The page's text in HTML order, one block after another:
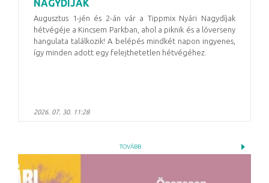
NAGYDÍJAK
Augusztus 1-jén és 2-án vár a Tippmix Nyári Nagydíjak
hétvégéje a Kincsem Parkban, ahol a piknik és a lóverseny
hangulata találkozik! A belépés mindkét napon ingyenes,
így minden adott egy felejthetetlen hétvégéhez.
2026. 07. 30. 11:28
TOVÁBB